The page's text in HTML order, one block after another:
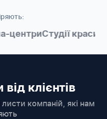
Студії краси
клієнтів
компаній, які нам